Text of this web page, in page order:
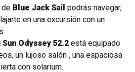
de Blue Jack Sail podrás navegar,
en una excursión con un
Sun Odyssey 52.2 está equipado
un lujoso salón , una espaciosa
con solarium.